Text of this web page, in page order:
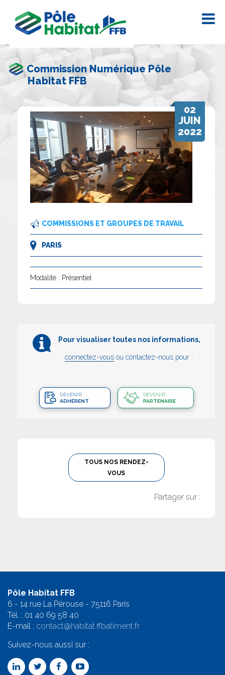
Commission Numérique Pôle
Habitat FFB
02
JUIN
2022
COMMISSIONS ET GROUPES DE TRAVAIL
PARIS
Modalité : Présentiel
Pour visualiser toutes nos informations,
connectez-vous ou contactez-nous pour :
DEVENIR
ADHÉRENT
DEVENIR
PARTENAIRE
TOUS NOS RENDEZ-
VOUS
Partager sur :
Pôle Habitat FFB
6 - 14 rue La Pérouse - 75116 Paris
Tél. : 01 40 69 58 40
E-mail : contact@habitat.ffbatiment.fr
Suivez-nous aussi sur :